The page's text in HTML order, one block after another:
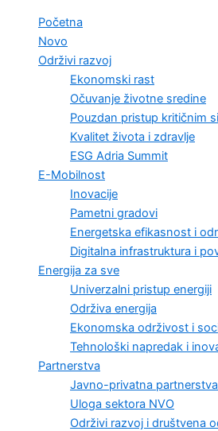
Početna
Novo
Održivi razvoj
Ekonomski rast
Očuvanje životne sredine
Pouzdan pristup kritičnim
Kvalitet života i zdravlje
ESG Adria Summit
E-Mobilnost
Inovacije
Pametni gradovi
Energetska efikasnost i
Digitalna infrastruktura i
Energija za sve
Univerzalni pristup energiji
Održiva energija
Ekonomska održivost i
Tehnološki napredak i
Partnerstva
Javno-privatna partnerstva
Uloga sektora NVO
Održivi razvoj i društvena